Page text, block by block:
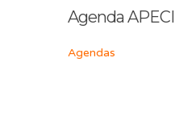
Agenda APECI
Agendas